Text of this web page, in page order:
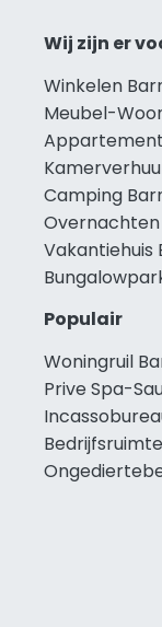
Wij zijn er
Winkelen
Meubel-
Camping
Vakantiehuis
Populair
Woningruil
Prive Spa-